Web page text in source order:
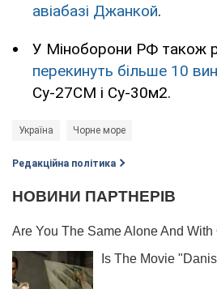
авіабазі Джанкой.
У Міноборони РФ також
перекинуть більше 10
Су-27СМ і Су-30м2.
Україна Чорне море
Редакційна політика